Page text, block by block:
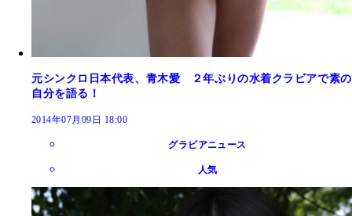
元シンクロ日本代表、青木愛 ２年ぶりの水着クラビアで素の
自分を語る！
2014年07月09日 18:00
グラビアニュース
人気